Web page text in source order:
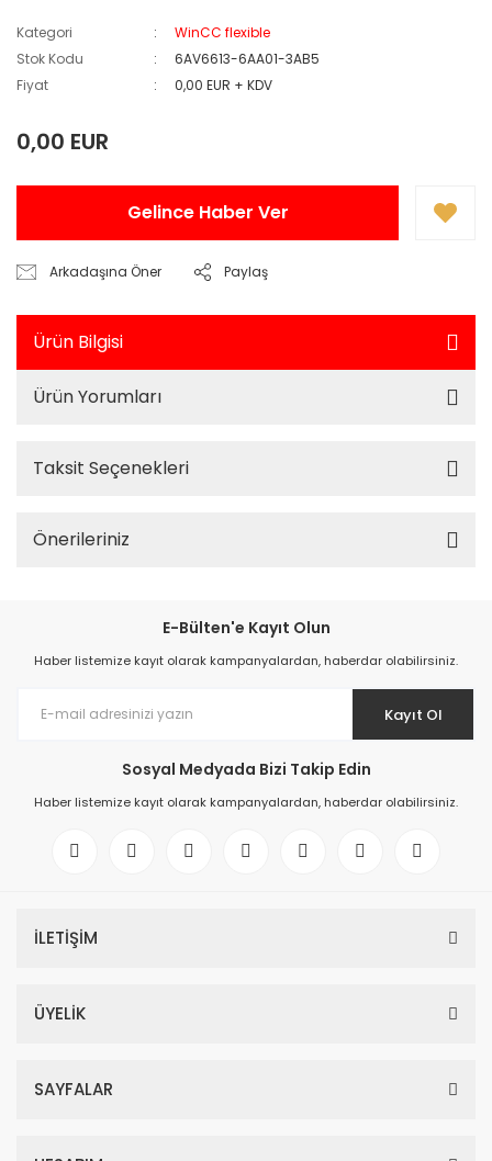
Kategori
WinCC flexible
Stok Kodu
6AV6613-6AA01-3AB5
Fiyat
0,00 EUR + KDV
0,00 EUR
Gelince Haber Ver
Arkadaşına Öner Paylaş
Ürün Bilgisi
Ürün Yorumları
Taksit Seçenekleri
Önerileriniz
E-Bülten'e Kayıt Olun
Haber listemize kayıt olarak kampanyalardan, haberdar olabilirsiniz.
Kayıt Ol
Sosyal Medyada Bizi Takip Edin
Haber listemize kayıt olarak kampanyalardan, haberdar olabilirsiniz.
İLETİŞİM
ÜYELİK
SAYFALAR